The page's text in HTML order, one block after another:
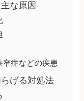
な原因
症などの疾患
げる対処法